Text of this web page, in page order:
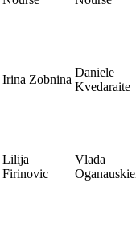
Irina Zobnina
Daniele
Kvedaraite
Lilija
Firinovic
Vlada